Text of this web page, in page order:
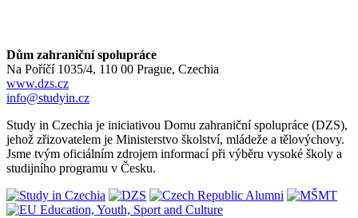
Dům zahraniční spolupráce
Na Poříčí 1035/4, 110 00 Prague, Czechia
www.dzs.cz
info@studyin.cz
Study in Czechia je iniciativou Domu zahraniční spolupráce (DZS),
jehož zřizovatelem je Ministerstvo školství, mládeže a tělovýchovy.
Jsme tvým oficiálním zdrojem informací při výběru vysoké školy a
studijního programu v Česku.